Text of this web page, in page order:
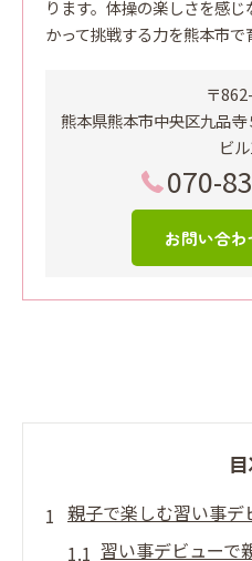
ります。体操の楽しさを感
かって挑戦する力を熊本市で
〒
熊本県熊本市中央区九品
ビ
070-
お問い合
親子で楽しむ習い事デ
習い事デビューで